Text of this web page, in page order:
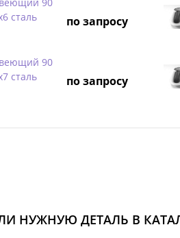
сталь
по запросу
90
сталь
по запросу
НУЖНУЮ ДЕТАЛЬ В